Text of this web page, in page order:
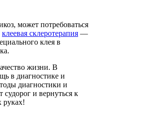
может потребоваться
клеевая склеротерапия —
клея в
жизни. В
в диагностике и
диагностики и
и вернуться к
руках!